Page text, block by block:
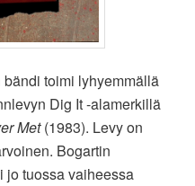
toimi lyhyemmällä
Dig It -alamerkillä
Met(1983). Levy on
Bogartin
jo tuossa vaiheessa